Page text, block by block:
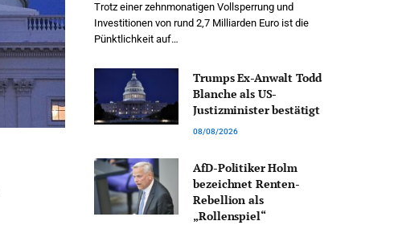
Trotz einer zehnmonatigen Vollsperrung und
Investitionen von rund 2,7 Milliarden Euro ist die
Pünktlichkeit auf…
Trumps Ex-Anwalt Todd
Blanche als US-
Justizminister bestätigt
08/08/2026
AfD-Politiker Holm
bezeichnet Renten-
Rebellion als
„Rollenspiel“